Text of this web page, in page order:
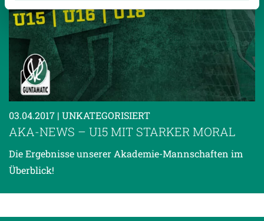
Weitere Details, insbesondere zu Speicherdauer und
Empfänger entnehmen Sie unserer
Datenschutzerklärung
03.04.2017 | UNKATEGORISIERT
AKA-NEWS – U15 MIT STARKER MORAL
Die Ergebnisse unserer Akademie-Mannschaften im
Überblick!